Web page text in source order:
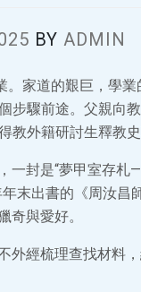
BY ADMIN
家道的艱巨，學
步驟前途。父親向
教外籍研討生釋教史
一封是“夢甲室存札
末出書的《周汝昌
奇與愛好。
外經梳理查找材料